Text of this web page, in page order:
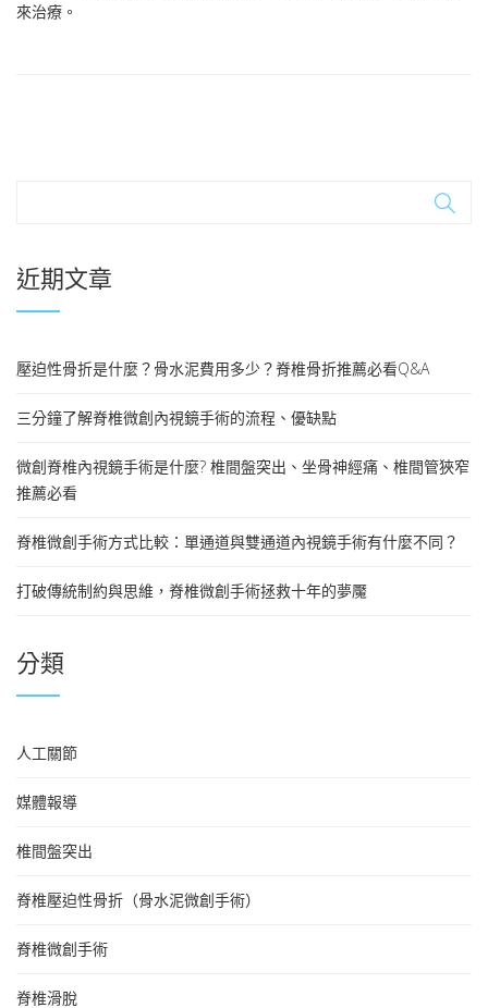
來治療。
近期文章
壓迫性骨折是什麼？骨水泥費用多少？脊椎骨折推薦必看Q&A
三分鐘了解脊椎微創內視鏡手術的流程、優缺點
微創脊椎內視鏡手術是什麼? 椎間盤突出、坐骨神經痛、椎間管狹窄
推薦必看
脊椎微創手術方式比較：單通道與雙通道內視鏡手術有什麼不同？
打破傳統制約與思維，脊椎微創手術拯救十年的夢魘
分類
人工關節
媒體報導
椎間盤突出
脊椎壓迫性骨折（骨水泥微創手術）
脊椎微創手術
脊椎滑脫